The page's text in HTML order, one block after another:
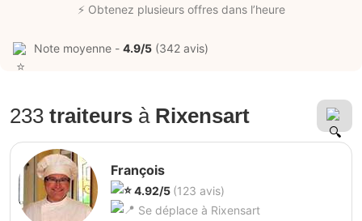
⚡ Obtenez plusieurs offres dans l’heure
Note moyenne - 4.9/5 (342 avis)
233 traiteurs à Rixensart
François
4.92/5 (123 avis)
Se déplace à Rixensart